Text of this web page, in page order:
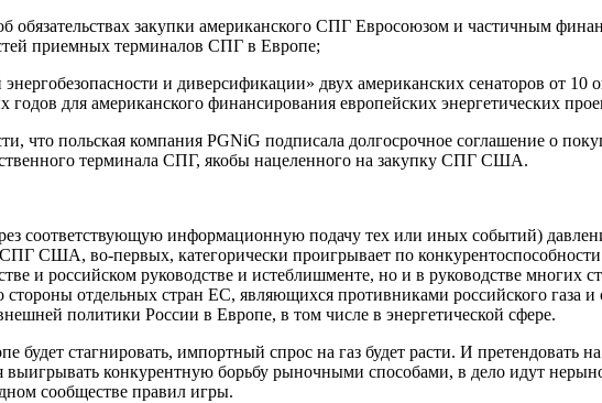
закупки американского СПГ Евросоюзом и частичным
приемных терминалов СПГ в Европе;
и диверсификации» двух американских сенаторов от 10
для американского финансирования европейских энергетических
что польская компания PGNiG подписала долгосрочное соглашение о
терминала СПГ, якобы нацеленного на закупку СПГ США.
соответствующую информационную подачу тех или иных событий)
США, во-первых, категорически проигрывает по
и российском руководстве и истеблишменте, но и в руководстве
стороны отдельных стран ЕС, являющихся противниками российского
политики России в Европе, в том числе в энергетической сфере.
будет стагнировать, импортный спрос на газ будет расти. И претендовать
конкурентную борьбу рыночными способами, в дело идут
сообществе правил игры.